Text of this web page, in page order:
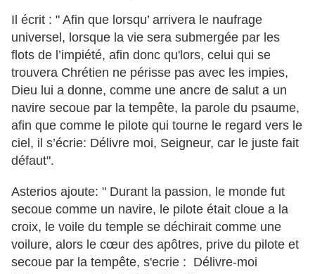
Il écrit : " Afin que lorsqu’ arrivera le naufrage
universel, lorsque la vie sera submergée par les
flots de l’impiété, afin donc qu'lors, celui qui se
trouvera Chrétien ne périsse pas avec les impies,
Dieu lui a donne, comme une ancre de salut a un
navire secoue par la tempête, la parole du psaume,
afin que comme le pilote qui tourne le regard vers le
ciel, il s’écrie: Délivre moi, Seigneur, car le juste fait
défaut".
Asterios ajoute: " Durant la passion, le monde fut
secoue comme un navire, le pilote était cloue a la
croix, le voile du temple se déchirait comme une
voilure, alors le cœur des apôtres, prive du pilote et
secoue par la tempête, s'ecrie : Délivre-moi